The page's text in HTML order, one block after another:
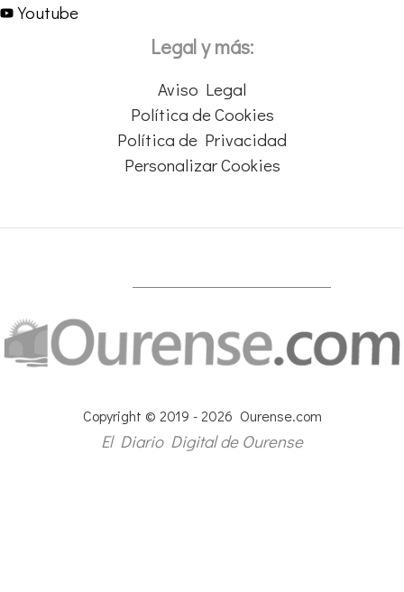
Youtube
Legal y más:
Aviso Legal
Política de Cookies
Política de Privacidad
Personalizar Cookies
Copyright © 2019 - 2026 Ourense.com
El Diario Digital de Ourense